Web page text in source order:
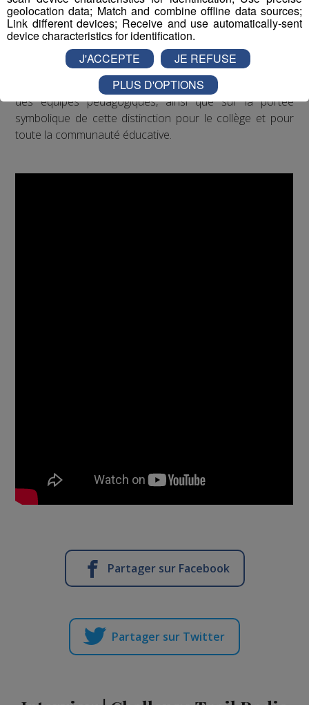
Un travail collectif fort, à la fois artistique et engagé, qui a
su convaincre le jury national.
Au micro de Radio Mont Blanc, Laurent Combaz est
revenu sur la genèse du projet, l’implication des élèves et
des équipes pédagogiques, ainsi que sur la portée
symbolique de cette distinction pour le collège et pour
toute la communauté éducative.
Partager sur Facebook
Partager sur Twitter
geolocation data; Match and combine offline data sources;
Link different devices; Receive and use automatically-sent
device characteristics for identification.
J'ACCEPTE
JE REFUSE
PLUS D'OPTIONS